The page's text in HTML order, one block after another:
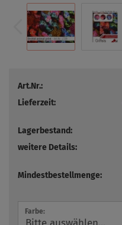
Art.Nr.:
Lieferzeit:
Lagerbestand:
weitere Details:
Mindestbestellmenge:
Farbe: